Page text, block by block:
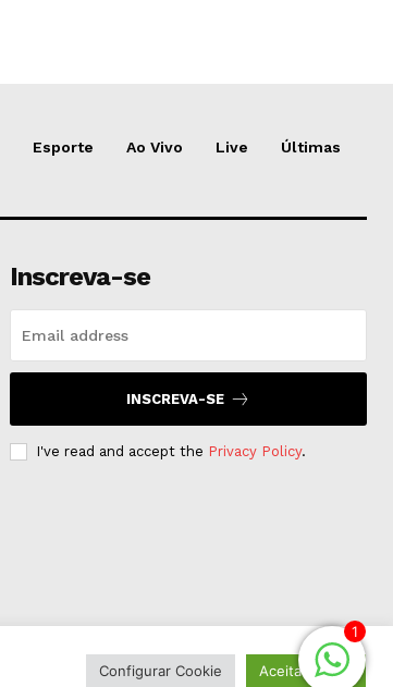
Esporte Ao Vivo Live Últimas
Inscreva-se
INSCREVA-SE
I've read and accept the Privacy Policy.
1
Configurar Cookie Aceitar Todos